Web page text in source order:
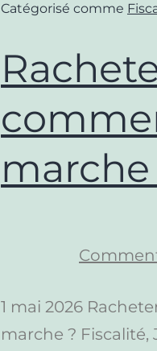
Catégorisé comme
marche
1 mai 2026
marche ?